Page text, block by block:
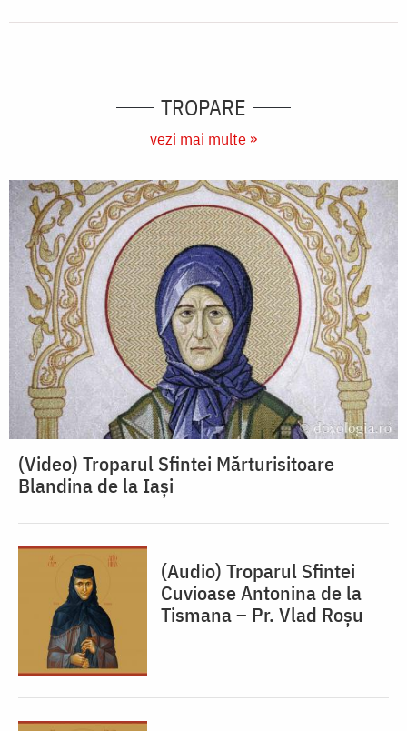
TROPARE
vezi mai multe »
(Video) Troparul Sfintei Mărturisitoare
Blandina de la Iași
(Audio) Troparul Sfintei
Cuvioase Antonina de la
Tismana – Pr. Vlad Roșu